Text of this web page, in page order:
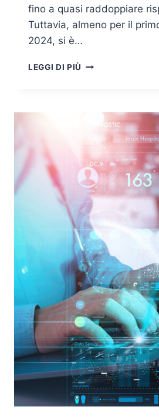
fino a quasi raddoppiare
Tuttavia, almeno per il
2024, si è…
LEGGI DI PIÙ SANITÀ:
SETTORE
VULNERABILE
ATTACCHI
INFORMATICI